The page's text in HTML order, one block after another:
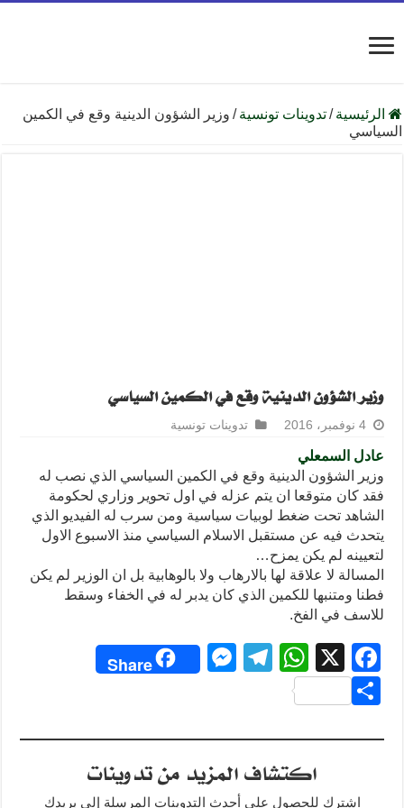
الرئيسية /تدوينات تونسية / وزير الشؤون الدينية وقع في الكمين
السياسي
وزير الشؤون الدينية وقع في الكمين السياسي
4 نوفمبر، 2016 تدوينات تونسية
عادل السمعلي
وزير الشؤون الدينية وقع في الكمين السياسي الذي نصب له
فقد كان متوقعا ان يتم عزله في اول تحوير وزاري لحكومة
الشاهد تحت ضغط لوبيات سياسية ومن سرب له الفيديو الذي
يتحدث فيه عن مستقبل الاسلام السياسي منذ الاسبوع الاول
لتعيينه لم يكن يمزح…
المسالة لا علاقة لها بالارهاب ولا بالوهابية بل ان الوزير لم يكن
فطنا ومتنبها للكمين الذي كان يدبر له في الخفاء وسقط
للاسف في الفخ.
F
a
c
e
o
X
W
s
A
p
T
gr
a
m
M
e
n
g
Share
ar
اكتشاف المزيد من تدوينات
اشترك للحصول على أحدث التدوينات المرسلة إلى بريدك